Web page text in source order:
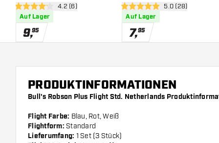
Bewertungsbereich öffnen
4.2 Bewertungssterne
4.2 (6)
Auf Lager
9,95
5 Bewertungssterne
5.0 (28)
Auf Lager
7,95
PRODUKTINFORMATIONEN
Bull's Robson Plus Flight Std. Netherlands
Flight Farbe: Blau, Rot, Weiß
Flightform: Standard
Lieferumfang: 1 Set (3 Stück)